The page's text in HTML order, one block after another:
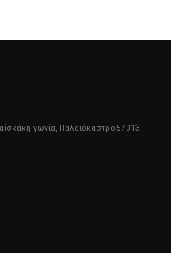
γωνία, Παλαιόκαστρο,57013